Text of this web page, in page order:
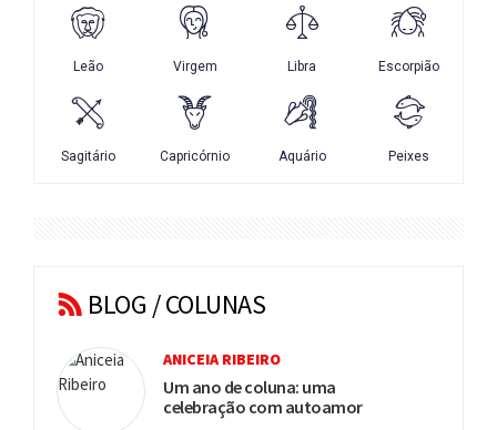
BLOG / COLUNAS
ANICEIA RIBEIRO
Um ano de coluna: uma
celebração com autoamor